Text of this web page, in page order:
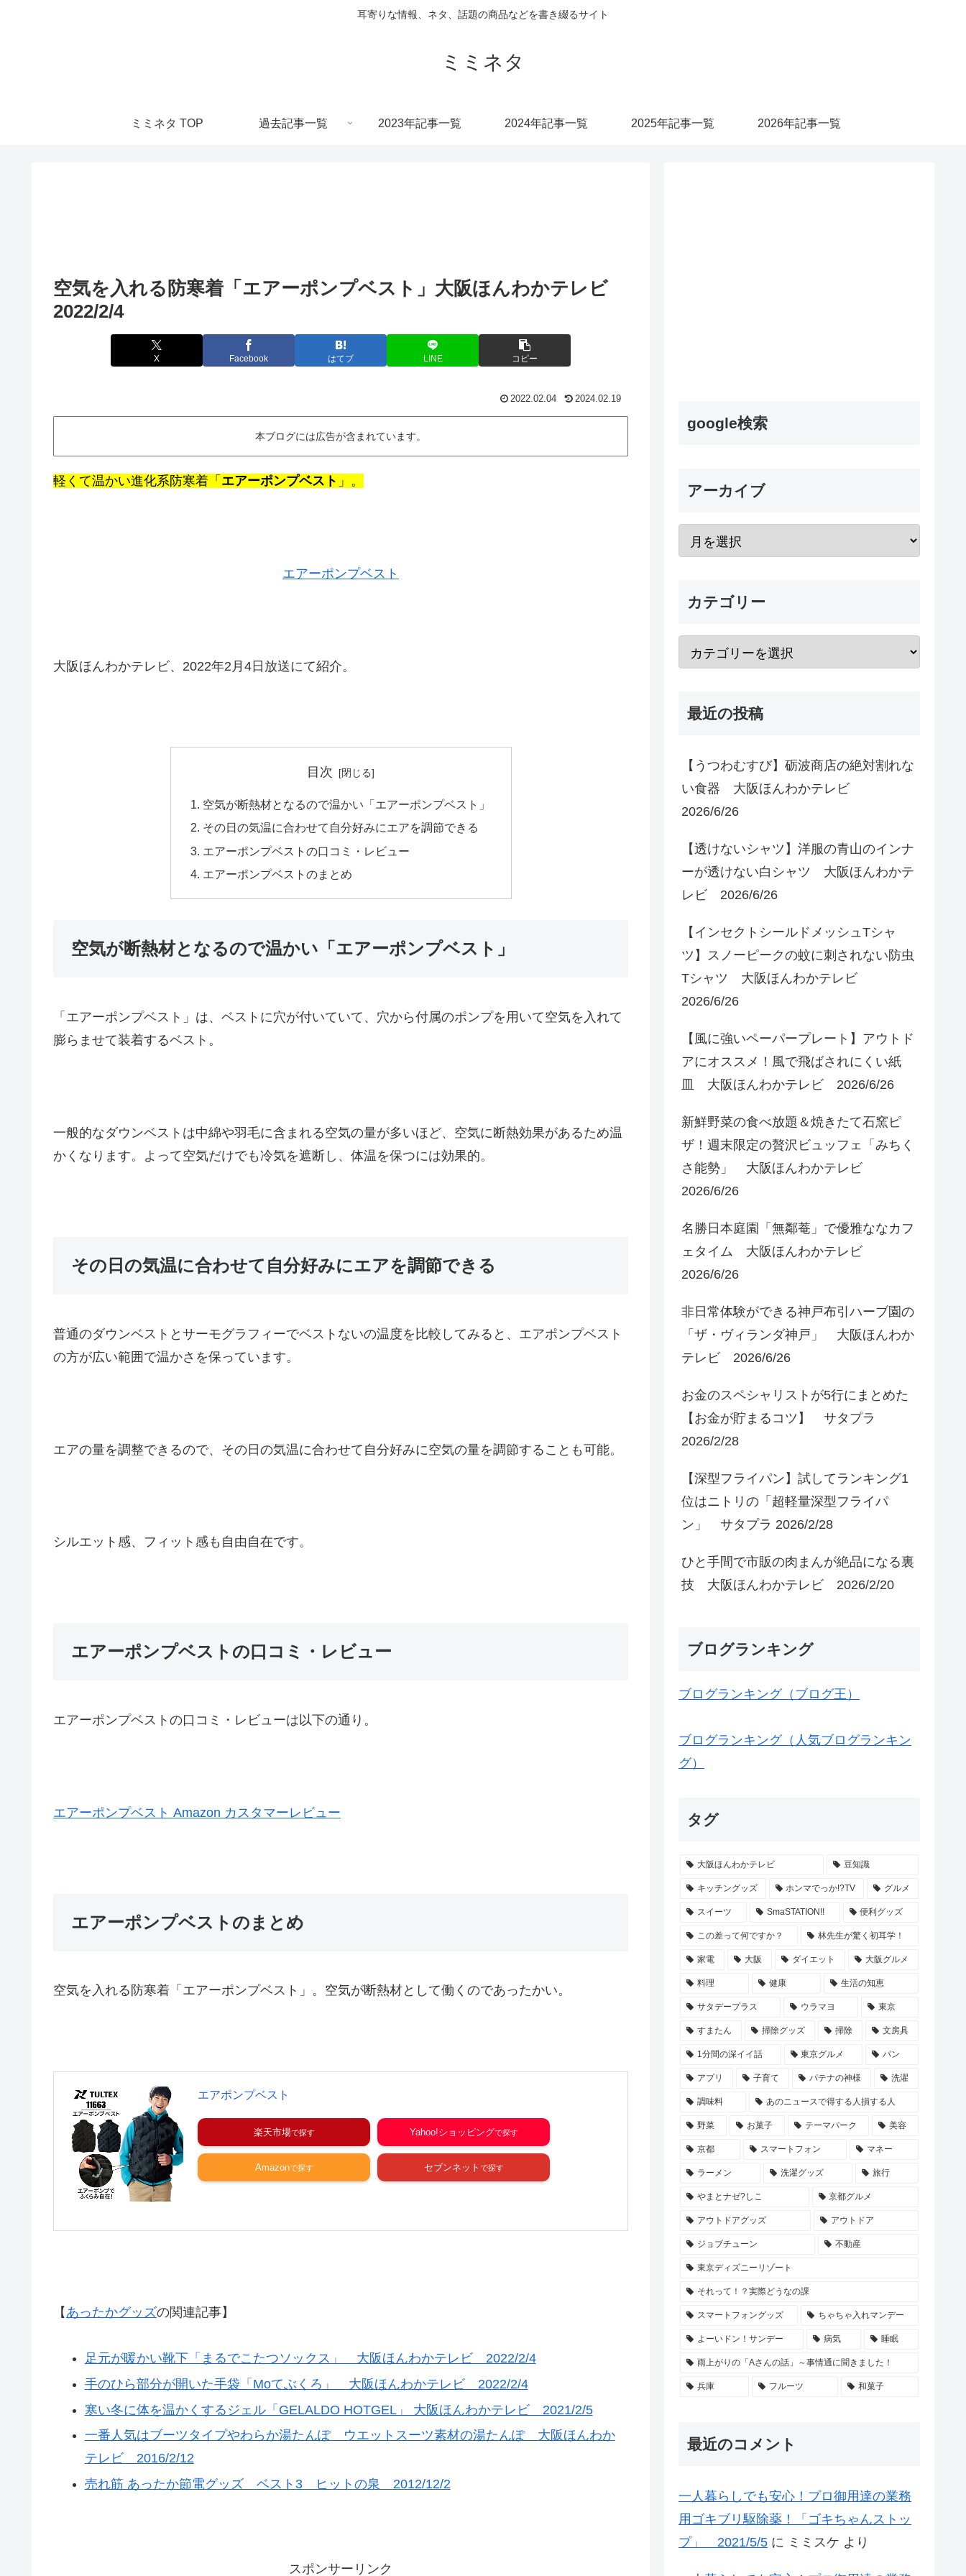
耳寄りな情報、ネタ、話題の商品などを書き綴るサイト
ミミネタ
ミミネタ TOP 過去記事一覧 2023年記事一覧 2024年記事一覧 2025年記事一覧 2026年記事一覧
空気を入れる防寒着「エアーポンプベスト」大阪ほんわかテレビ
2022/2/4
X Facebook はてブ LINE コピー
2022.02.04 2024.02.19
本ブログには広告が含まれています。
軽くて温かい進化系防寒着「 エアーポンプベスト 」。
エアーポンプベスト
大阪ほんわかテレビ、2022年2月4日放送にて紹介。
目次
空気が断熱材となるので温かい「エアーポンプベスト」
その日の気温に合わせて自分好みにエアを調節できる
エアーポンプベストの口コミ・レビュー
エアーポンプベストのまとめ
空気が断熱材となるので温かい「エアーポンプベスト」
「エアーポンプベスト」は、ベストに穴が付いていて、穴から付属のポンプを用いて空気を入れて
膨らませて装着するベスト。
一般的なダウンベストは中綿や羽毛に含まれる空気の量が多いほど、空気に断熱効果があるため温
かくなります。よって空気だけでも冷気を遮断し、体温を保つには効果的。
その日の気温に合わせて自分好みにエアを調節できる
普通のダウンベストとサーモグラフィーでベストないの温度を比較してみると、エアポンプベスト
の方が広い範囲で温かさを保っています。
エアの量を調整できるので、その日の気温に合わせて自分好みに空気の量を調節することも可能。
シルエット感、フィット感も自由自在です。
エアーポンプベストの口コミ・レビュー
エアーポンプベストの口コミ・レビューは以下の通り。
エアーポンプベスト Amazon カスタマーレビュー
エアーポンプベストのまとめ
空気を入れる防寒着「エアーポンプベスト」。空気が断熱材として働くのであったかい。
エアポンプベスト
楽天市場 Yahoo!ショッピング
Amazon セブンネット
【 あったかグッズの関連記事】
足元が暖かい靴下「まるでこたつソックス」 大阪ほんわかテレビ 2022/2/4
手のひら部分が開いた手袋「Moてぶくろ」 大阪ほんわかテレビ 2022/2/4
寒い冬に体を温かくするジェル「GELALDO HOTGEL」 大阪ほんわかテレビ 2021/2/5
一番人気はブーツタイプやわらか湯たんぽ ウエットスーツ素材の湯たんぽ 大阪ほんわか
テレビ 2016/2/12
売れ筋 あったか節電グッズ ベスト3 ヒットの泉 2012/12/2
スポンサーリンク
google検索
アーカイブ
カテゴリー
最近の投稿
【うつわむすび】砺波商店の絶対割れな
い食器 大阪ほんわかテレビ
2026/6/26
【透けないシャツ】洋服の青山のインナ
ーが透けない白シャツ 大阪ほんわかテ
レビ 2026/6/26
【インセクトシールドメッシュTシャ
ツ】スノーピークの蚊に刺されない防虫
Tシャツ 大阪ほんわかテレビ
2026/6/26
【風に強いペーパープレート】アウトド
アにオススメ！風で飛ばされにくい紙
皿 大阪ほんわかテレビ 2026/6/26
新鮮野菜の食べ放題＆焼きたて石窯ピ
ザ！週末限定の贅沢ビュッフェ「みちく
さ能勢」 大阪ほんわかテレビ
2026/6/26
名勝日本庭園「無鄰菴」で優雅ななカフ
ェタイム 大阪ほんわかテレビ
2026/6/26
非日常体験ができる神戸布引ハーブ園の
「ザ・ヴィランダ神戸」 大阪ほんわか
テレビ 2026/6/26
お金のスペシャリストが5行にまとめた
【お金が貯まるコツ】 サタプラ
2026/2/28
【深型フライパン】試してランキング1
位はニトリの「超軽量深型フライパ
ン」 サタプラ 2026/2/28
ひと手間で市販の肉まんが絶品になる裏
技 大阪ほんわかテレビ 2026/2/20
ブログランキング
ブログランキング（ブログ王）
ブログランキング（人気ブログランキン
グ）
タグ
大阪ほんわかテレビ 豆知識
キッチングッズ ホンマでっか!?TV グルメ
スイーツ SmaSTATION!! 便利グッズ
この差って何ですか？ 林先生が驚く初耳学！
家電 大阪 ダイエット 大阪グルメ
料理 健康 生活の知恵
サタデープラス ウラマヨ 東京
すまたん 掃除グッズ 掃除 文房具
1分間の深イイ話 東京グルメ パン
アプリ 子育て パテナの神様 洗濯
調味料 あのニュースで得する人損する人
野菜 お菓子 テーマパーク 美容
京都 スマートフォン マネー
ラーメン 洗濯グッズ 旅行
やまとナゼ?しこ 京都グルメ
アウトドアグッズ アウトドア
ジョブチューン 不動産
東京ディズニーリゾート
それって！？実際どうなの課
スマートフォングッズ ちゃちゃ入れマンデー
よーいドン！サンデー 病気 睡眠
雨上がりの「Aさんの話」～事情通に聞きました！
兵庫 フルーツ 和菓子
最近のコメント
一人暮らしでも安心！プロ御用達の業務
用ゴキブリ駆除薬！「ゴキちゃんストッ
プ」 2021/5/5 に ミミスケ より